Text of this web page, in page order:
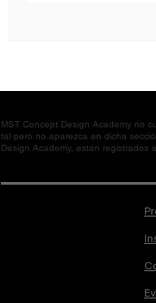
MST Concept Design Academy no
tal pero no aparezca en dicha
Design Academy, están